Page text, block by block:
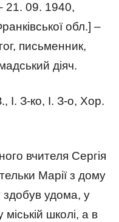
21. 09. 1940,
обл.] –
письменник,
діяч.
І. З-ко, І. З-о, Хор.
вчителя Сергія
Марії з дому
здобув удома, у
школі, а в